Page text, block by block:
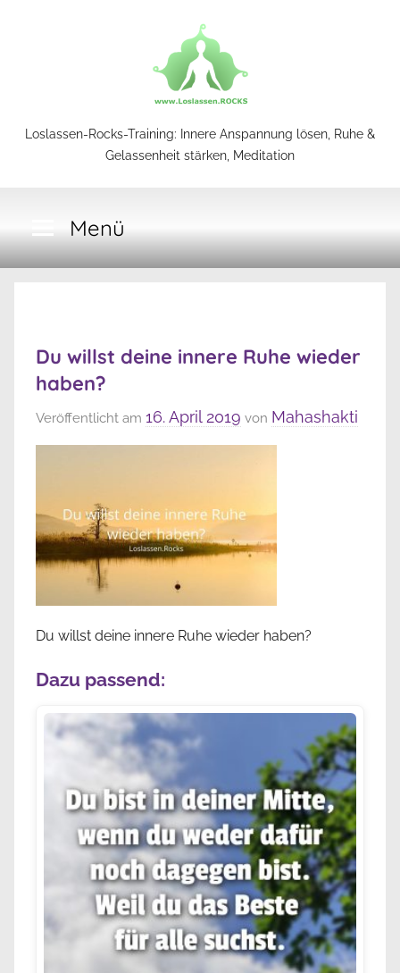
Loslassen-
Training
Loslassen-Rocks-Training: Innere Anspannung lösen, Ruhe &
Gelassenheit stärken, Meditation
Menü
Du willst deine innere Ruhe wieder
haben?
Veröffentlicht am 16. April 2019 von Mahashakti
Du willst deine innere Ruhe wieder haben?
Dazu passend: